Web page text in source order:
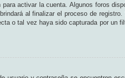
activar la cuenta. Algunos foros
al finalizar el proceso de
o tal vez haya sido capturada por un